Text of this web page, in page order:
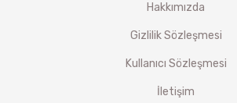
Hakkımızda
Gizlilik Sözleşmesi
Kullanıcı Sözleşmesi
İletişim